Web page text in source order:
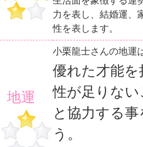
力を表し、結婚運、
性を表します。
地運
小栗龍士さんの地運
優れた才能
性が足りない
と協力する
う。